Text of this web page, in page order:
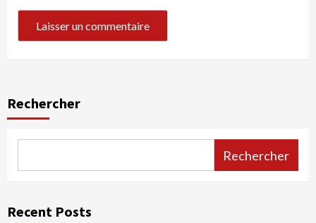
Rechercher
Rechercher
Recent Posts